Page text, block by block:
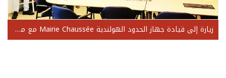
زيارة إلى قيادة جهاز الحدود الهولندية Mairie Chaussée مع ممثلين عن الأجهزة الأمنية الأربعة